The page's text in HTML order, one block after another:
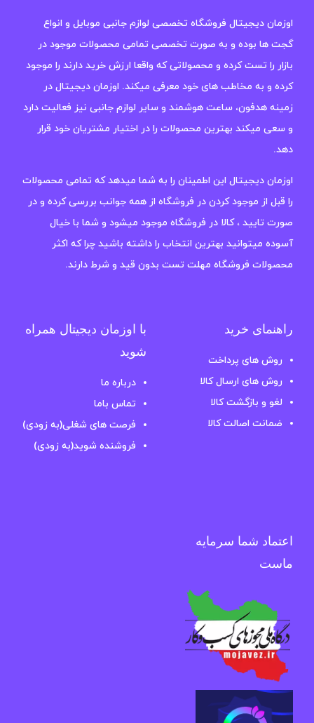
اوزمان دیجیتال فروشگاه تخصصی لوازم جانبی موبایل و انواع
گجت ها بوده و به صورت تخصصی تمامی محصولات موجود در
بازار را تست کرده و محصولاتی که واقعا ارزش خرید دارند را موجود
کرده و به مخاطب های خود معرفی میکند. اوزمان دیجیتال در
زمینه هدفون، ساعت هوشمند و سایر لوازم جانبی نیز فعالیت دارد
و سعی میکند بهترین محصولات را در اختیار مشتریان خود قرار
دهد.
اوزمان دیجیتال این اطمینان را به شما میدهد که تمامی محصولات
را قبل از موجود کردن در فروشگاه از همه جوانب بررسی کرده و در
صورت تایید ، کالا در فروشگاه موجود میشود و شما با خیال
آسوده میتوانید بهترین انتخاب را داشته باشید چرا که اکثر
محصولات فروشگاه مهلت تست بدون قید و شرط دارند.
راهنمای خرید
روش های پرداخت
روش های ارسال کالا
لغو و بازگشت کالا
ضمانت اصالت کالا
با اوزمان دیجیتال همراه
شوید
درباره ما
تماس باما
فرصت های شغلی(به زودی)
فروشنده شوید(به زودی)
اعتماد شما سرمایه
ماست